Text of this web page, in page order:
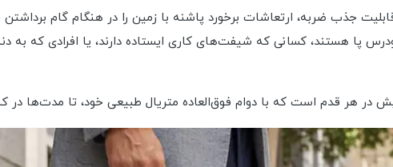
جذب ضربه، ارتعاشات برخورد پاشنه با زمین را در هنگام گام برداشتن
پا هستند، کسانی که شیفت‌های کاری ایستاده دارند، یا افرادی که به
هر قدم است که با دوام فوق‌العاده متریال طبیعی خود، تا مدت‌ها در